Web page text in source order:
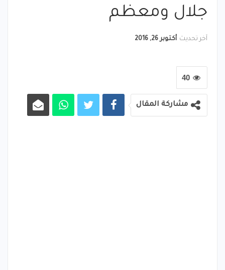
جلال ومعظم
آخر تحديث أكتوبر 26, 2016
40
مشاركة المقال